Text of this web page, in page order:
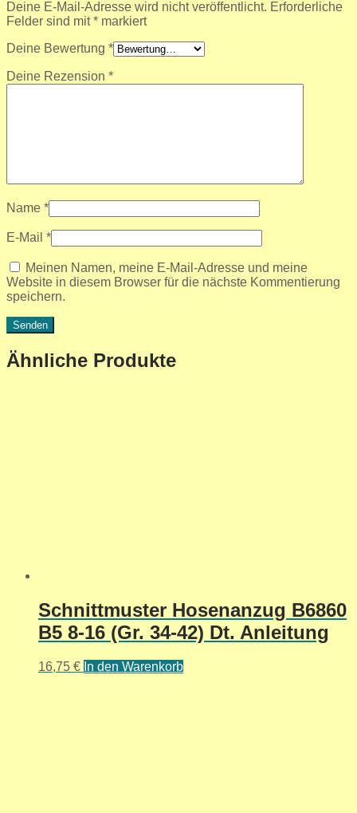
Deine E-Mail-Adresse wird nicht veröffentlicht. Erforderliche
Felder sind mit* markiert
Deine Bewertung *
Deine Rezension *
Name *
E-Mail *
Meinen Namen, meine E-Mail-Adresse und meine
Website in diesem Browser für die nächste Kommentierung
speichern.
Ähnliche Produkte
Schnittmuster Hosenanzug B6860
B5 8-16 (Gr. 34-42) Dt. Anleitung
16,75 € In den Warenkorb